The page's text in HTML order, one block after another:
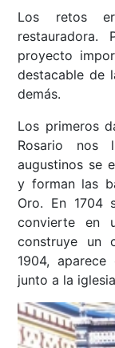
Los retos
proyecto
destacable de
demás.
Los primeros
Rosario nos
augustinos se
y forman las
Oro. En 1704
convierte en
construye un
1904,
junto a la